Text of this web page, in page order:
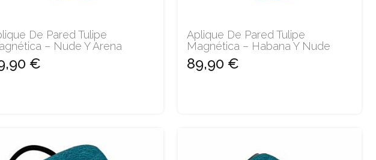
De Pared Tulipe
– Nude Y Arena
€
Aplique De Pared Tulipe
Magnética – Habana Y Nude
89,90 €